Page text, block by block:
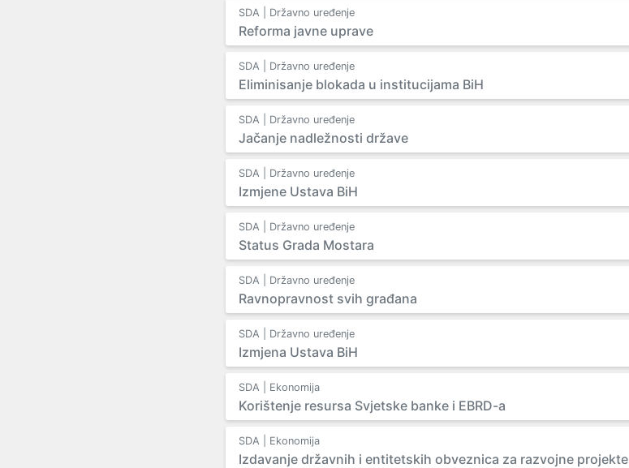
SDA | Državno uređenje
Reforma javne uprave
SDA | Državno uređenje
Eliminisanje blokada u institucijama BiH
SDA | Državno uređenje
Jačanje nadležnosti države
SDA | Državno uređenje
Izmjene Ustava BiH
SDA | Državno uređenje
Status Grada Mostara
SDA | Državno uređenje
Ravnopravnost svih građana
SDA | Državno uređenje
Izmjena Ustava BiH
SDA | Ekonomija
Korištenje resursa Svjetske banke i EBRD-a
SDA | Ekonomija
Izdavanje državnih i entitetskih obveznica za razvojne projekte